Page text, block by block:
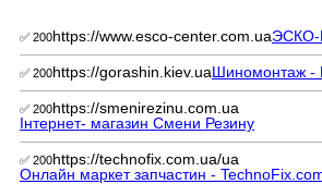
✅ 200https://www.esco-center.com.ua
✅ 200https://gorashin.kiev.uaШиномонтаж -
✅ 200https://smenirezinu.com.ua
Інтернет- магазин Смени Резину
✅ 200https://technofix.com.ua/ua
Онлайн маркет запчастин -